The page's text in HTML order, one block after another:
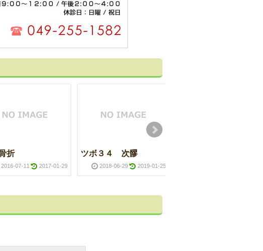
折
2016-07-11 2017-01-29
ツボ３４ 次髎
2018-06-29 2019-01-25